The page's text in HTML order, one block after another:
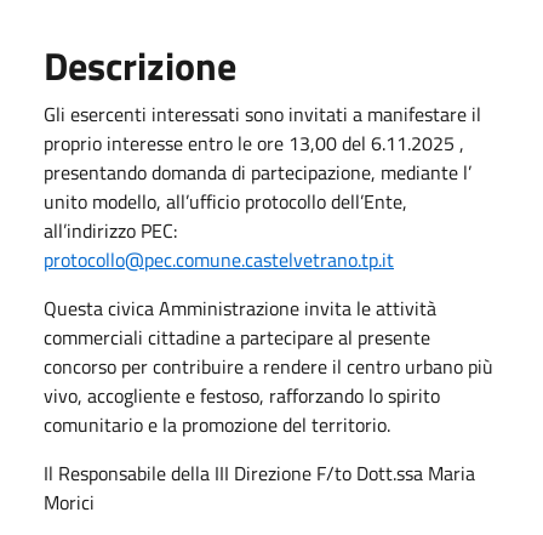
Descrizione
Gli esercenti interessati sono invitati a manifestare il
proprio interesse entro le ore 13,00 del 6.11.2025 ,
presentando domanda di partecipazione, mediante l’
unito modello, all’ufficio protocollo dell’Ente,
all’indirizzo PEC:
protocollo@pec.comune.castelvetrano.tp.it
Questa civica Amministrazione invita le attività
commerciali cittadine a partecipare al presente
concorso per contribuire a rendere il centro urbano più
vivo, accogliente e festoso, rafforzando lo spirito
comunitario e la promozione del territorio.
Il Responsabile della III Direzione F/to Dott.ssa Maria
Morici